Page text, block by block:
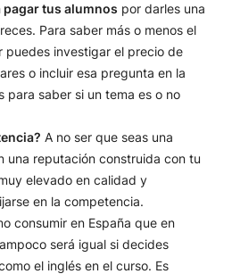
tus alumnos por darles una
Para saber más o menos el
puedes investigar el precio de
o incluir esa pregunta en la
para saber si un tema es o no
A no ser que seas una
una reputación construida con tu
elevado en calidad y
en la competencia.
consumir en España que en
será igual si decides
el inglés en el curso. Es